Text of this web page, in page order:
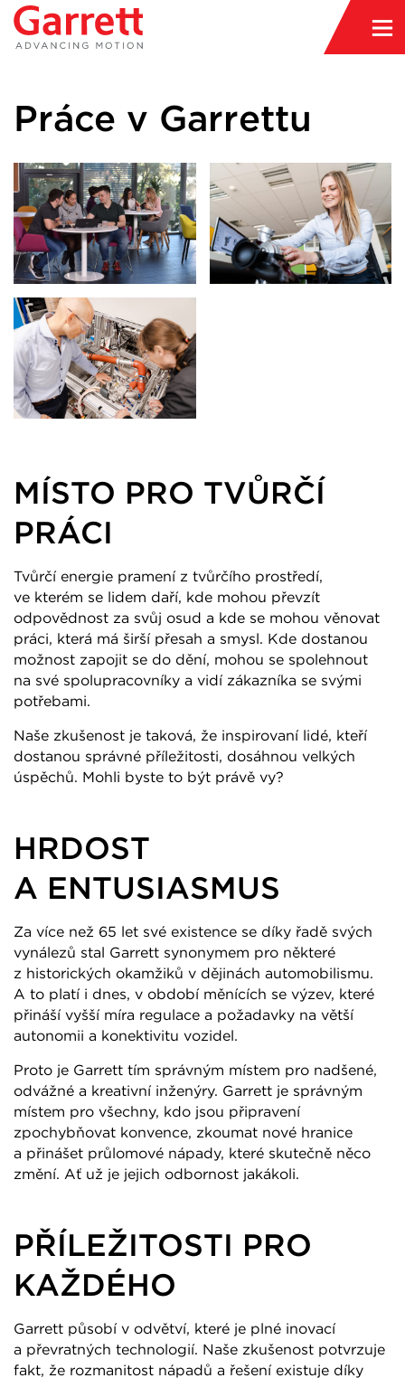
Práce v Garrettu
MÍSTO PRO TVŮRČÍ
PRÁCI
Tvůrčí energie pramení z tvůrčího prostředí,
ve kterém se lidem daří, kde mohou převzít
odpovědnost za svůj osud a kde se mohou věnovat
práci, která má širší přesah a smysl. Kde dostanou
možnost zapojit se do dění, mohou se spolehnout
na své spolupracovníky a vidí zákazníka se svými
potřebami.
Naše zkušenost je taková, že inspirovaní lidé, kteří
dostanou správné příležitosti, dosáhnou velkých
úspěchů. Mohli byste to být právě vy?
HRDOST
A ENTUSIASMUS
Za více než 65 let své existence se díky řadě svých
vynálezů stal Garrett synonymem pro některé
z historických okamžiků v dějinách automobilismu.
A to platí i dnes, v období měnících se výzev, které
přináší vyšší míra regulace a požadavky na větší
autonomii a konektivitu vozidel.
Proto je Garrett tím správným místem pro nadšené,
odvážné a kreativní inženýry. Garrett je správným
místem pro všechny, kdo jsou připravení
zpochybňovat konvence, zkoumat nové hranice
a přinášet průlomové nápady, které skutečně něco
změní. Ať už je jejich odbornost jakákoli.
PŘÍLEŽITOSTI PRO
KAŽDÉHO
Garrett působí v odvětví, které je plné inovací
a převratných technologií. Naše zkušenost potvrzuje
fakt, že rozmanitost nápadů a řešení existuje díky